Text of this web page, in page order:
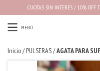
CUOTAS SIN INTERES / 10% OFF
MENÚ
Inicio/ PULSERAS/AGATA PARA